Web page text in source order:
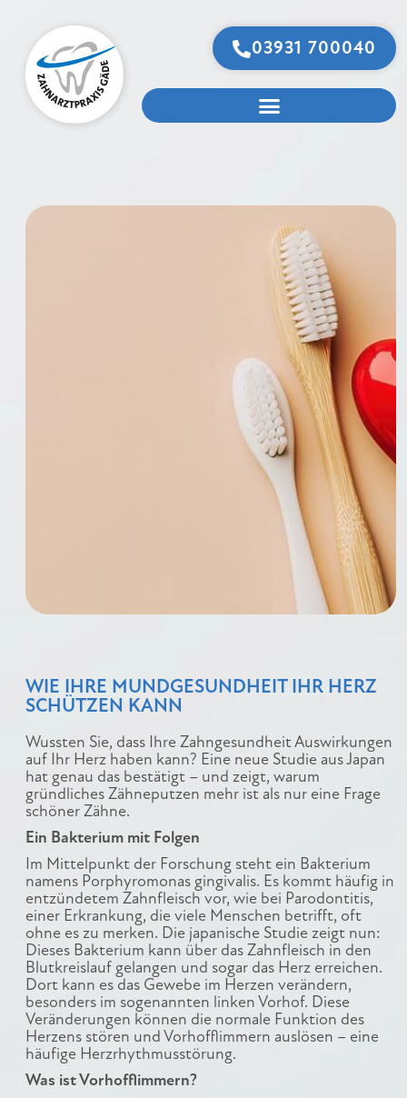
03931 700040
WIE IHRE MUNDGESUNDHEIT IHR HERZ
SCHÜTZEN KANN
Wussten Sie, dass Ihre Zahngesundheit Auswirkungen
auf Ihr Herz haben kann? Eine neue Studie aus Japan
hat genau das bestätigt – und zeigt, warum
gründliches Zähneputzen mehr ist als nur eine Frage
schöner Zähne.
Ein Bakterium mit Folgen
Im Mittelpunkt der Forschung steht ein Bakterium
namens Porphyromonas gingivalis. Es kommt häufig in
entzündetem Zahnfleisch vor, wie bei Parodontitis,
einer Erkrankung, die viele Menschen betrifft, oft
ohne es zu merken. Die japanische Studie zeigt nun:
Dieses Bakterium kann über das Zahnfleisch in den
Blutkreislauf gelangen und sogar das Herz erreichen.
Dort kann es das Gewebe im Herzen verändern,
besonders im sogenannten linken Vorhof. Diese
Veränderungen können die normale Funktion des
Herzens stören und Vorhofflimmern auslösen – eine
häufige Herzrhythmusstörung.
Was ist Vorhofflimmern?